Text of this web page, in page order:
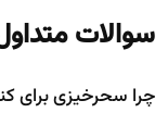
سوالات
چرا سحرخیزی برای